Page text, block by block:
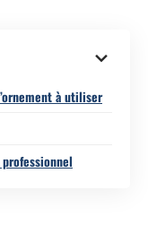
à utiliser